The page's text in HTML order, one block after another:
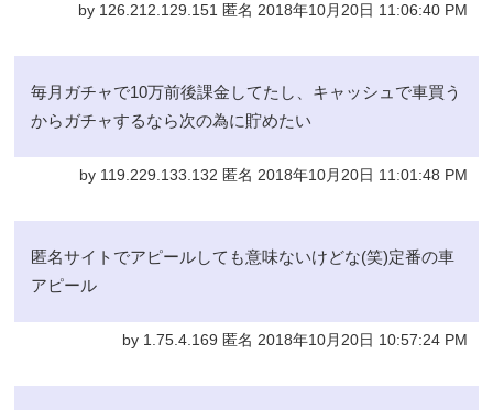
by 126.212.129.151 匿名 2018年10月20日 11:06:40 PM
毎月ガチャで10万前後課金してたし、キャッシュで車買う
からガチャするなら次の為に貯めたい
by 119.229.133.132 匿名 2018年10月20日 11:01:48 PM
匿名サイトでアピールしても意味ないけどな(笑)定番の車
アピール
by 1.75.4.169 匿名 2018年10月20日 10:57:24 PM